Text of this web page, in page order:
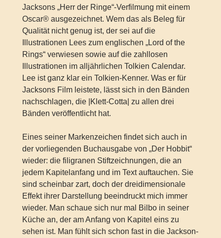
Jacksons „Herr der Ringe“-Verfilmung mit einem
Oscar® ausgezeichnet. Wem das als Beleg für
Qualität nicht genug ist, der sei auf die
Illustrationen Lees zum englischen „Lord of the
Rings“ verwiesen sowie auf die zahllosen
Illustrationen im alljährlichen Tolkien Calendar.
Lee ist ganz klar ein Tolkien-Kenner. Was er für
Jacksons Film leistete, lässt sich in den Bänden
nachschlagen, die |Klett-Cotta| zu allen drei
Bänden veröffentlicht hat.
Eines seiner Markenzeichen findet sich auch in
der vorliegenden Buchausgabe von „Der Hobbit“
wieder: die filigranen Stiftzeichnungen, die an
jedem Kapitelanfang und im Text auftauchen. Sie
sind scheinbar zart, doch der dreidimensionale
Effekt ihrer Darstellung beeindruckt mich immer
wieder. Man schaue sich nur mal Bilbo in seiner
Küche an, der am Anfang von Kapitel eins zu
sehen ist. Man fühlt sich schon fast in die Jackson-